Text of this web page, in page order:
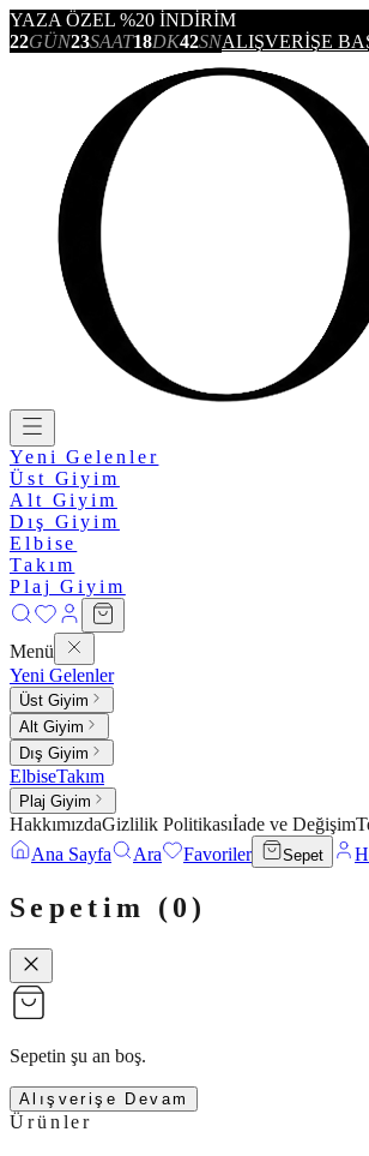
YAZA ÖZEL %20 İNDİRİM
22GÜN23SAAT18DK42SNALIŞVERİŞE
Yeni Gelenler
Üst Giyim
Alt Giyim
Dış Giyim
Elbise
Takım
Plaj Giyim
Menü
Yeni Gelenler
Üst Giyim
Alt Giyim
Dış Giyim
ElbiseTakım
Plaj Giyim
HakkımızdaGizlilik Politikasıİade ve Değişim
Ana Sayfa
Ara Favoriler Sepet
Sepetim (0)
Sepetin şu an boş.
Alışverişe Devam
Ürünler